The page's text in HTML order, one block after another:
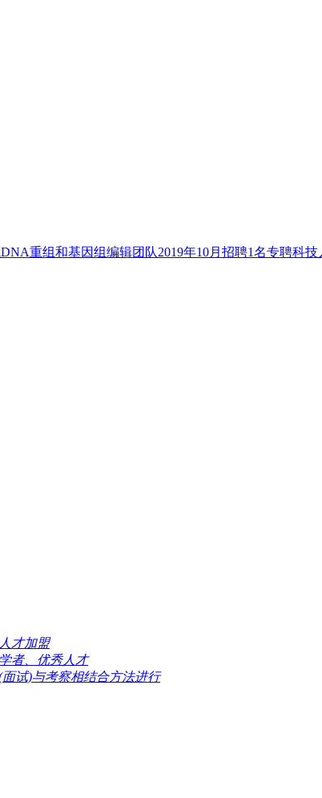
重组和基因组编辑团队2019年10月招聘1名专聘科技
才加盟
者、优秀人才
试)与考察相结合方法进行